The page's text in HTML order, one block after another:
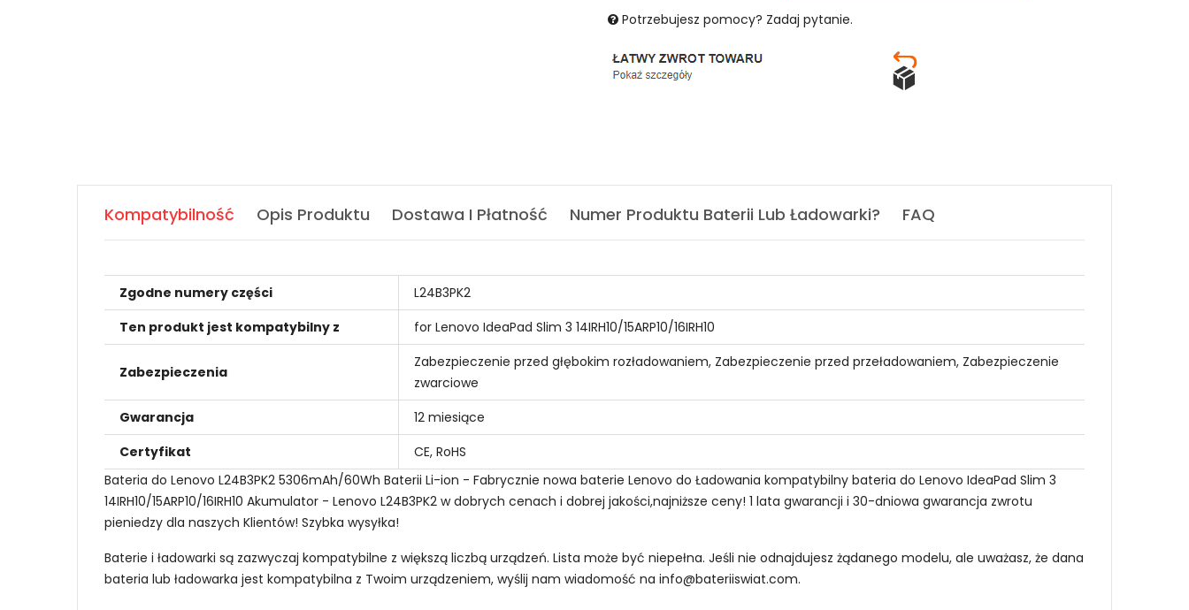
Potrzebujesz pomocy? Zadaj pytanie.
Kompatybilność Opis Produktu Dostawa I Płatność Numer Produktu Baterii Lub Ładowarki? FAQ
Zgodne numery części
L24B3PK2
Ten produkt jest kompatybilny z
for Lenovo IdeaPad Slim 3 14IRH10/15ARP10/16IRH10
Zabezpieczenia
Zabezpieczenie przed głębokim rozładowaniem, Zabezpieczenie przed przeładowaniem, Zabezpieczenie
zwarciowe
Gwarancja
12 miesiące
Certyfikat
CE, RoHS
Bateria do Lenovo L24B3PK2 5306mAh/60Wh Baterii Li-ion - Fabrycznie nowa baterie Lenovo do Ładowania kompatybilny bateria do Lenovo IdeaPad Slim 3
14IRH10/15ARP10/16IRH10 Akumulator - Lenovo L24B3PK2 w dobrych cenach i dobrej jakości,najniższe ceny! 1 lata gwarancji i 30-dniowa gwarancja zwrotu
pieniedzy dla naszych Klientów! Szybka wysyłka!
Baterie i ładowarki są zazwyczaj kompatybilne z większą liczbą urządzeń. Lista może być niepełna. Jeśli nie odnajdujesz żądanego modelu, ale uważasz, że dana
bateria lub ładowarka jest kompatybilna z Twoim urządzeniem, wyślij nam wiadomość na info@bateriiswiat.com.